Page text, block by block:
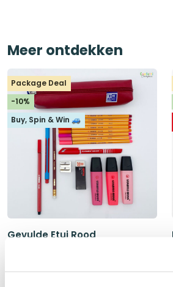
Meer ontdekken
Package Deal
-10%
Buy, Spin & Win 🚙
Gevulde Etui Rood